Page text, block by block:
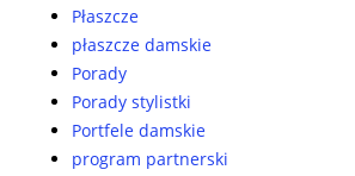
Płaszcze
płaszcze damskie
Porady
Porady stylistki
Portfele damskie
program partnerski